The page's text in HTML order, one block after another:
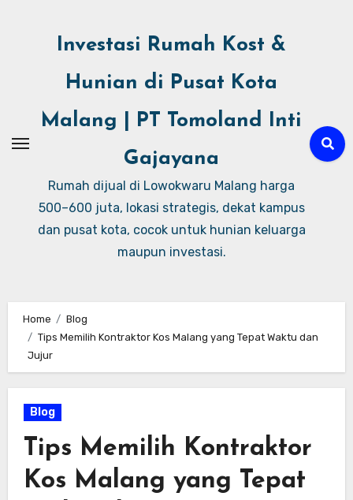
Investasi Rumah Kost &
Hunian di Pusat Kota
Malang | PT Tomoland Inti
Gajayana
Rumah dijual di Lowokwaru Malang harga
500–600 juta, lokasi strategis, dekat kampus
dan pusat kota, cocok untuk hunian keluarga
maupun investasi.
Home
Blog
Tips Memilih Kontraktor Kos Malang yang Tepat Waktu dan
Jujur
Blog
Tips Memilih Kontraktor
Kos Malang yang Tepat